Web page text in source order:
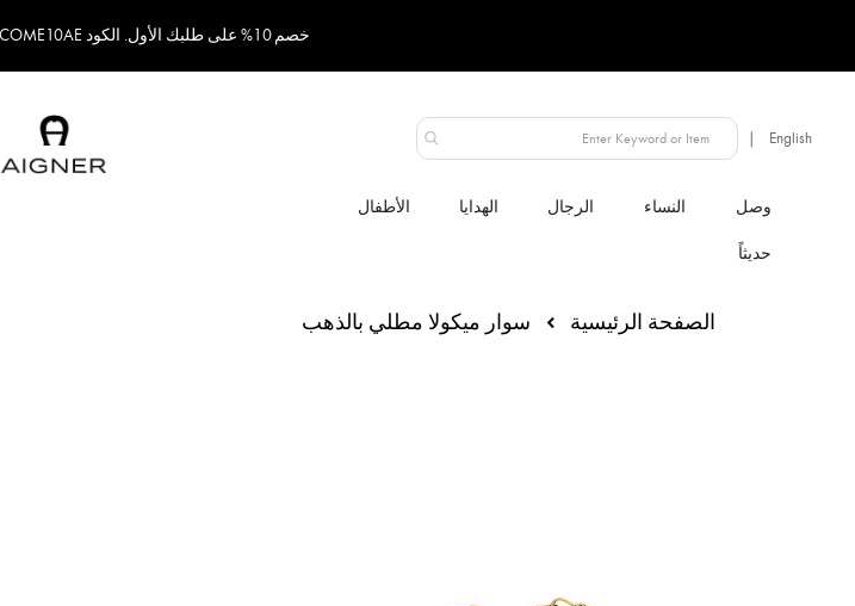
خصم 10% على طلبك الأول. الكود WELCOME10AE. تطبق الشروط والأحكام.
الإمارات العربية المتحدة
الصفحة الرئيسية سوار ميكولا مطلي بالذهب